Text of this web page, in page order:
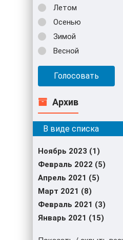
Летом
Осенью
Зимой
Весной
Голосовать
Архив
Ноябрь 2023 (1)
Февраль 2022 (5)
Апрель 2021 (5)
Март 2021 (8)
Февраль 2021 (3)
Январь 2021 (15)